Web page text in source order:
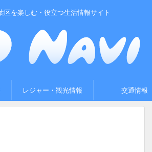
区を楽しむ・役立つ生活情報サイト
レジャー・観光情報 交通情報